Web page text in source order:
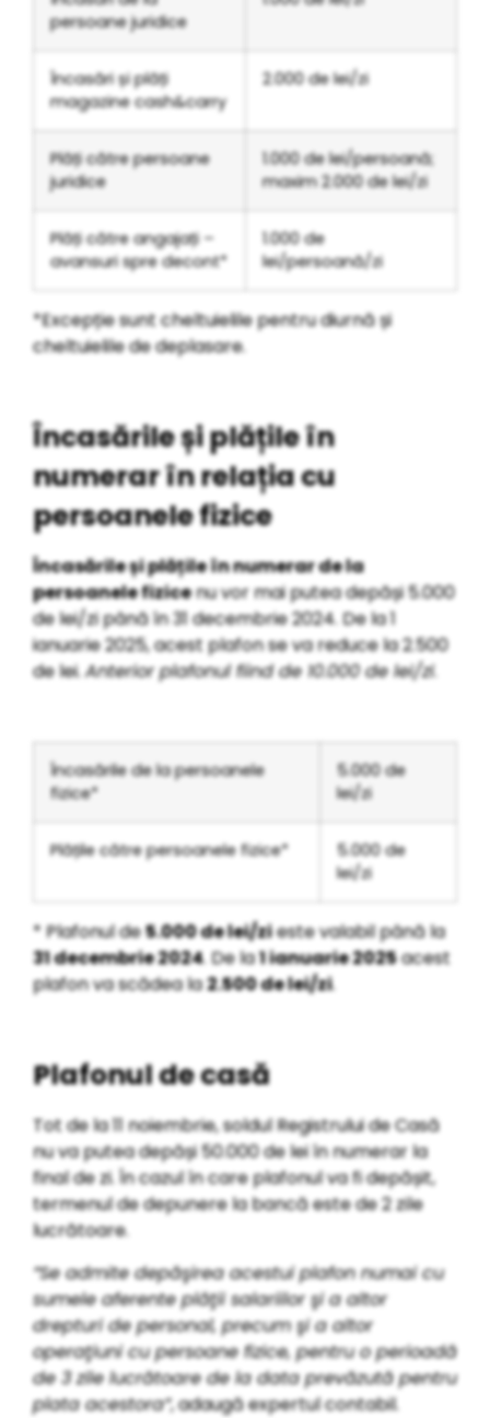
persoane juridice
Încasări și plăți
magazine cash&carry
2.000 de lei/zi
Plăți către persoane
juridice
1.000 de lei/persoană;
maxim 2.000 de lei/zi
Plăți către angajați –
avansuri spre decont*
1.000 de
lei/persoană/zi
*Excepție sunt cheltuielile pentru diurnă și
cheltuielile de deplasare.
Încasările și plățile în
numerar în relația cu
persoanele fizice
Încasările și plățile în numerar de la
persoanele fizicenu vor mai putea depăși 5.000
de lei/zi până în 31 decembrie 2024. De la 1
ianuarie 2025, acest plafon se va reduce la 2.500
de lei.Anterior plafonul fiind de 10.000 de lei/zi.
Încasările de la persoanele
fizice*
5.000 de
lei/zi
Plățile către persoanele fizice*
5.000 de
lei/zi
* Plafonul de5.000 de lei/zieste valabil până la
31 decembrie 2024. De la1 ianuarie 2025acest
plafon va scădea la2.500 de lei/zi.
Plafonul de casă
Tot de la 11 noiembrie, soldul Registrului de Casă
nu va putea depăși 50.000 de lei în numerar la
final de zi. În cazul în care plafonul va fi depășit,
termenul de depunere la bancă este de 2 zile
lucrătoare.
”Se admite depăşirea acestui plafon numai cu
sumele aferente plăţii salariilor şi a altor
drepturi de personal, precum şi a altor
operaţiuni cu persoane fizice, pentru o perioadă
de 3 zile lucrătoare de la data prevăzută pentru
plata acestora”, adaugă expertul contabil.